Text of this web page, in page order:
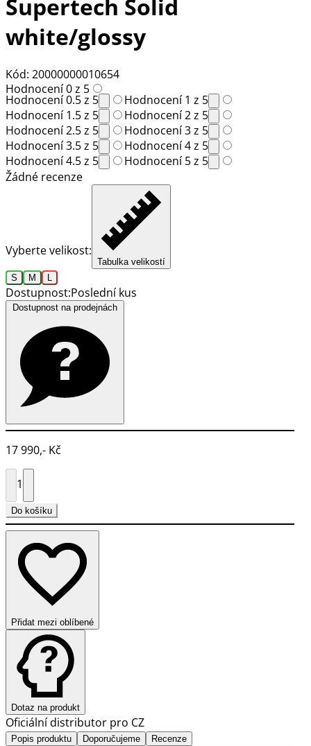
Supertech Solid
white/glossy
Kód: 20000000010654
Hodnocení 0 z 5
Hodnocení 0.5 z 5
Hodnocení 1 z 5
Hodnocení 1.5 z 5
Hodnocení 2 z 5
Hodnocení 2.5 z 5
Hodnocení 3 z 5
Hodnocení 3.5 z 5
Hodnocení 4 z 5
Hodnocení 4.5 z 5
Hodnocení 5 z 5
Žádné recenze
Vyberte velikost:
Tabulka velikostí
S
M
Dostupnost:Poslední kus
17 990,- Kč
1
Do košíku
Přidat mezi oblíbené
Dotaz na produkt
Oficiální distributor pro CZ
Popis produktu Doporučujeme Recenze